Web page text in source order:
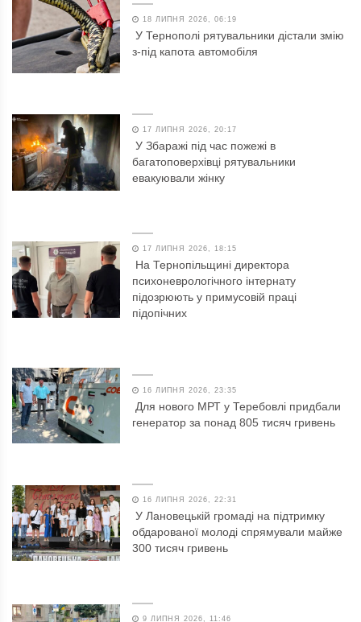
18 ЛИПНЯ 2026, 06:19
У Тернополі рятувальники дістали змію
з-під капота автомобіля
17 ЛИПНЯ 2026, 20:17
У Збаражі під час пожежі в
багатоповерхівці рятувальники
евакуювали жінку
17 ЛИПНЯ 2026, 18:15
На Тернопільщині директора
психоневрологічного інтернату
підозрюють у примусовій праці
підопічних
16 ЛИПНЯ 2026, 23:35
Для нового МРТ у Теребовлі придбали
генератор за понад 805 тисяч гривень
16 ЛИПНЯ 2026, 22:31
У Лановецькій громаді на підтримку
обдарованої молоді спрямували майже
300 тисяч гривень
9 ЛИПНЯ 2026, 11:46